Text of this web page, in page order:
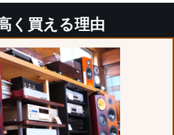
く買える理由